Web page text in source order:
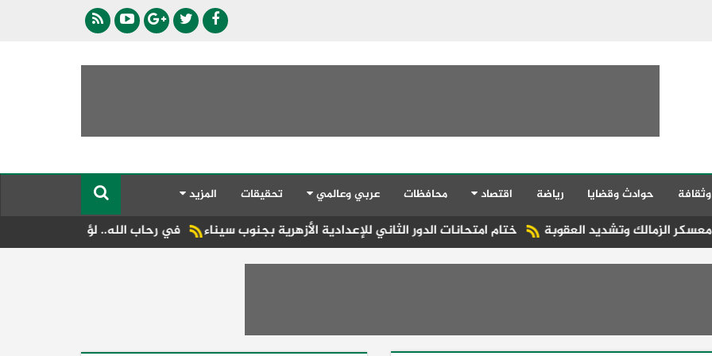
حوادث وقضايا رياضة اقتصاد محافظات عربي وعالمي تحقيقات المزيد
في رحاب الله.. لؤي الكاظم ينعي والد محمد شديد ختام امتحانات الدور الثاني للإعدادية الأزهرية بجنوب سيناء العقوبة